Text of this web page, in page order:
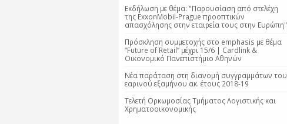
Εκδήλωση με θέμα: "Παρουσίαση από στελέχη
της ExxonMobil-Prague προοπτικών
απασχόλησης στην εταιρεία τους στην Ευρώπη"
Πρόσκληση συμμετοχής στο emphasis με θέμα
“Future of Retail” μέχρι 15/6 | Cardlink &
Οικονομικό Πανεπιστήμιο Αθηνών
Νέα παράταση στη διανομή συγγραμμάτων του
εαρινού εξαμήνου ακ. έτους 2018-19
Τελετή Ορκωμοσίας Τμήματος Λογιστικής και
Χρηματοοικονομικής